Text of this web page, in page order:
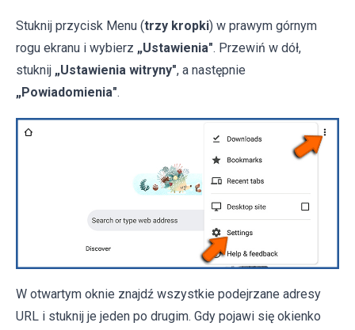
Stuknij przycisk Menu (trzy kropki) w prawym górnym
rogu ekranu i wybierz „Ustawienia". Przewiń w dół,
stuknij „Ustawienia witryny", a następnie
„Powiadomienia".
W otwartym oknie znajdź wszystkie podejrzane adresy
URL i stuknij je jeden po drugim. Gdy pojawi się okienko